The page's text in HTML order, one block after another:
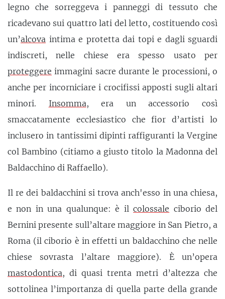
legno che sorreggeva i panneggi di tessuto che
ricadevano sui quattro lati del letto, costituendo così
un’alcova intima e protetta dai topi e dagli sguardi
indiscreti, nelle chiese era spesso usato per
proteggere immagini sacre durante le processioni, o
anche per incorniciare i crocifissi apposti sugli altari
minori. Insomma, era un accessorio così
smaccatamente ecclesiastico che fior d’artisti lo
inclusero in tantissimi dipinti raffiguranti la Vergine
col Bambino (citiamo a giusto titolo la Madonna del
Baldacchino di Raffaello).
Il re dei baldacchini si trova anch'esso in una chiesa,
e non in una qualunque: è ilcolossale ciborio del
Bernini presente sull’altare maggiore in San Pietro, a
Roma (il ciborio è in effetti un baldacchino che nelle
chiese sovrasta l’altare maggiore). È un’opera
mastodontica, di quasi trenta metri d’altezza che
sottolinea l’importanza di quella parte della grande